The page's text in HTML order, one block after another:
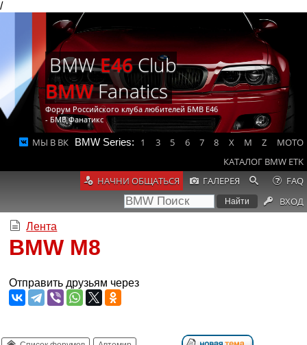
/
BMWE46Club
BMWFanatics
Форум Российского клуба любителей БМВ Е46
- БМВ Фанатикс
МЫ В ВК BMW Series: 1 3 5 6 7 8 X M Z
MOTO
КАТАЛОГ BMW ETK
НАЧНИ ОБЩАТЬСЯ
ГАЛЕРЕЯ
FAQ
ВХОД
Лента
BMW M8
Отправить друзьям через